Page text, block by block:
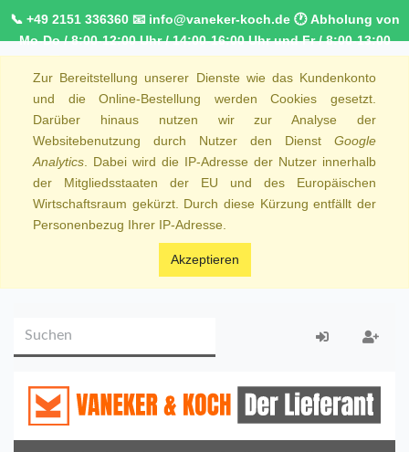
📞 +49 2151 336360 📧 info@vaneker-koch.de 🕐 Abholung von
Mo-Do / 8:00-12:00 Uhr / 14:00-16:00 Uhr und Fr / 8:00-13:00
NRW 🚛 Kostenfreie Lieferung ab 250€ Bestellwert
Zur Bereitstellung unserer Dienste wie das Kundenkonto
und die Online-Bestellung werden Cookies gesetzt.
Darüber hinaus nutzen wir zur Analyse der
Websitebenutzung durch Nutzer den Dienst Google
Analytics . Dabei wird die IP-Adresse der Nutzer innerhalb
der Mitgliedsstaaten der EU und des Europäischen
Wirtschaftsraum gekürzt. Durch diese Kürzung entfällt der
Personenbezug Ihrer IP-Adresse.
Akzeptieren